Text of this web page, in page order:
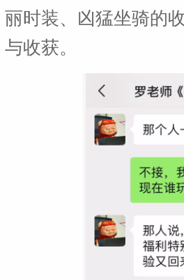
丽时装、凶猛坐骑的
与收获。